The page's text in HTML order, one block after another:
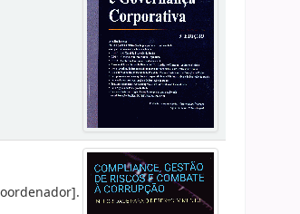
.